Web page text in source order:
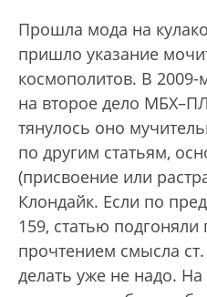
Прошла мода на
пришло указание
космополитов. В 2009-
на второе дело
тянулось оно
по другим статьям,
(присвоение или
Клондайк. Если по
159, статью
прочтением смысла
делать уже не надо. На